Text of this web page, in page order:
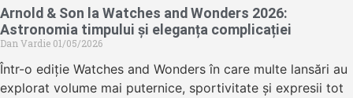
Arnold & Son la Watches and Wonders 2026:
Astronomia timpului și eleganța complicației
Dan Vardie 01/05/2026
Într-o ediție Watches and Wonders în care multe lansări au
explorat volume mai puternice, sportivitate și expresii tot